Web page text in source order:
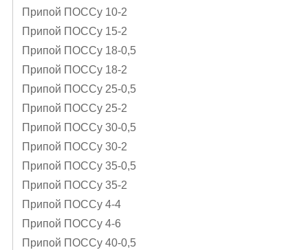
Припой ПОССу 10-2
Припой ПОССу 15-2
Припой ПОССу 18-0,5
Припой ПОССу 18-2
Припой ПОССу 25-0,5
Припой ПОССу 25-2
Припой ПОССу 30-0,5
Припой ПОССу 30-2
Припой ПОССу 35-0,5
Припой ПОССу 35-2
Припой ПОССу 4-4
Припой ПОССу 4-6
Припой ПОССу 40-0,5